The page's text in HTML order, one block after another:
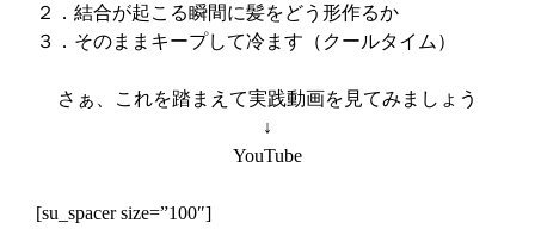
２．結合が起こる瞬間に髪をどう形作るか
３．そのままキープして冷ます（クールタイム）
さぁ、これを踏まえて実践動画を見てみましょう
↓
YouTube
[su_spacer size=”100″]